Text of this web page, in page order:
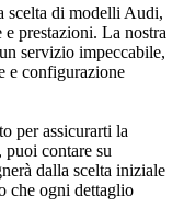
scelta di modelli Audi,
prestazioni. La nostra
servizio impeccabile,
e configurazione
per assicurarti la
contare su
dalla scelta iniziale
che ogni dettaglio